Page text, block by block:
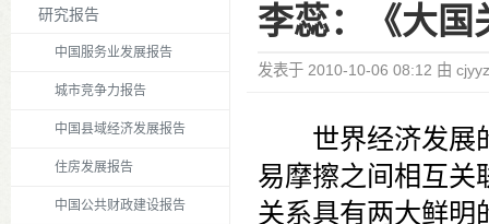
研究报告
中国服务业发展报告
城市竞争力报告
中国县域经济发展报告
住房发展报告
中国公共财政建设报告
李蕊：《大国
发表于 2010-10-06 08:12 由
世界经济发展的
易摩擦之间相互关
关系具有两大鲜明